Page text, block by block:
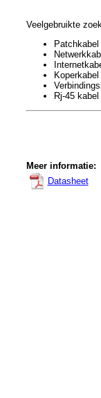
Veelgebruikte
Patchkabel
Koperkabel
Rj-45 kabel
Meer informatie:
Datasheet